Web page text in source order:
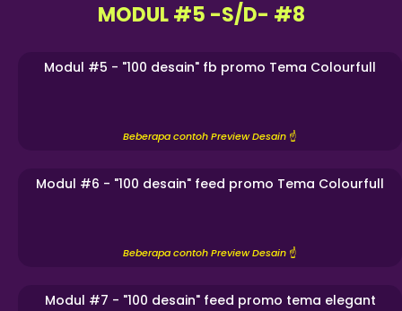
MODUL #5 -S/D- #8
Modul #5 - "100 desain" fb promo Tema Colourfull
Beberapa contoh Preview Desain ☝️
Modul #6 - "100 desain" feed promo Tema Colourfull
Beberapa contoh Preview Desain ☝️
Modul #7 - "100 desain" feed promo tema elegant